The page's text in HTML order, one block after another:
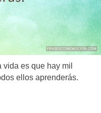
es que hay mil
ellos aprenderás.